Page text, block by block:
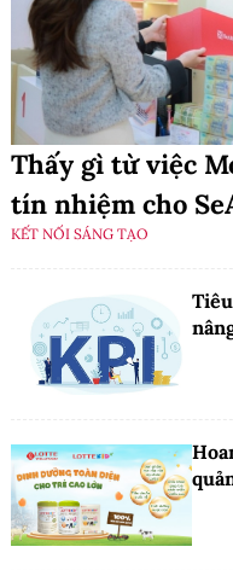
Thấy gì từ việc
tín nhiệm cho
KẾT NỐI SÁNG TẠO